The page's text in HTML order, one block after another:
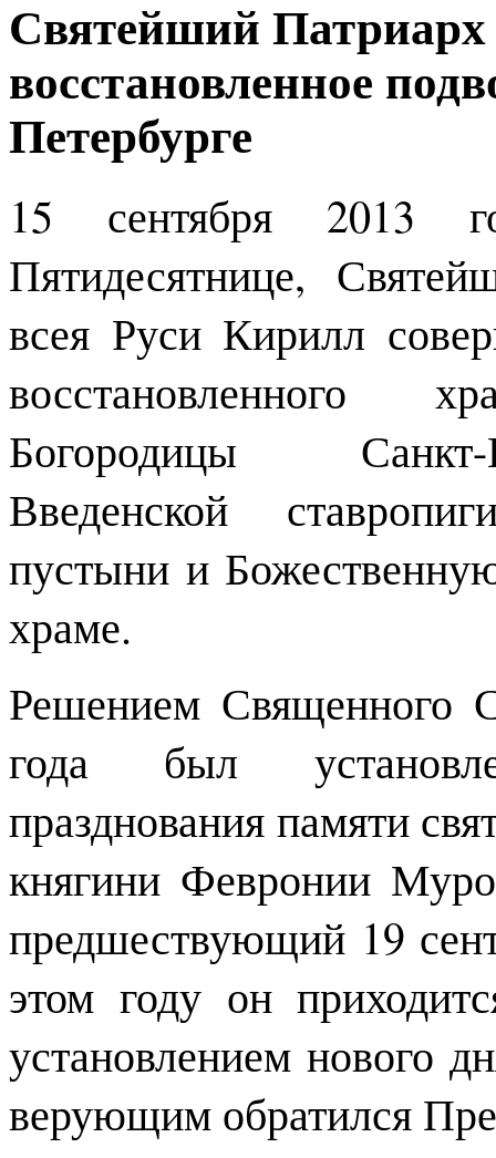
Святейший
восстановленное
Петербурге
15 сентября
Пятидесятнице,
всея Руси Кирилл
восстановленного
Богородицы Санкт-
Введенской
пустыни и
храме.
Решением Священного
года был
празднования памяти
княгини Февронии
предшествующий 19
этом году он
установлением нового
верующим обратился